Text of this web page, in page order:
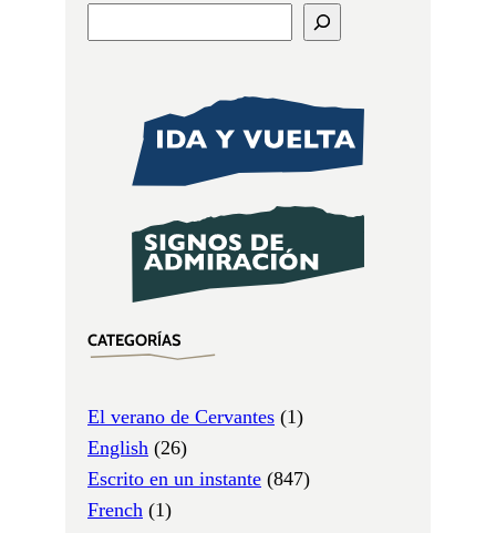
CATEGORÍAS
El verano de Cervantes (1)
English (26)
Escrito en un instante (847)
French (1)